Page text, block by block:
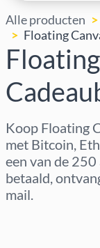
Alle producten
Floating
Koop Floating
met Bitcoin,
een van de
betaald,
mail.